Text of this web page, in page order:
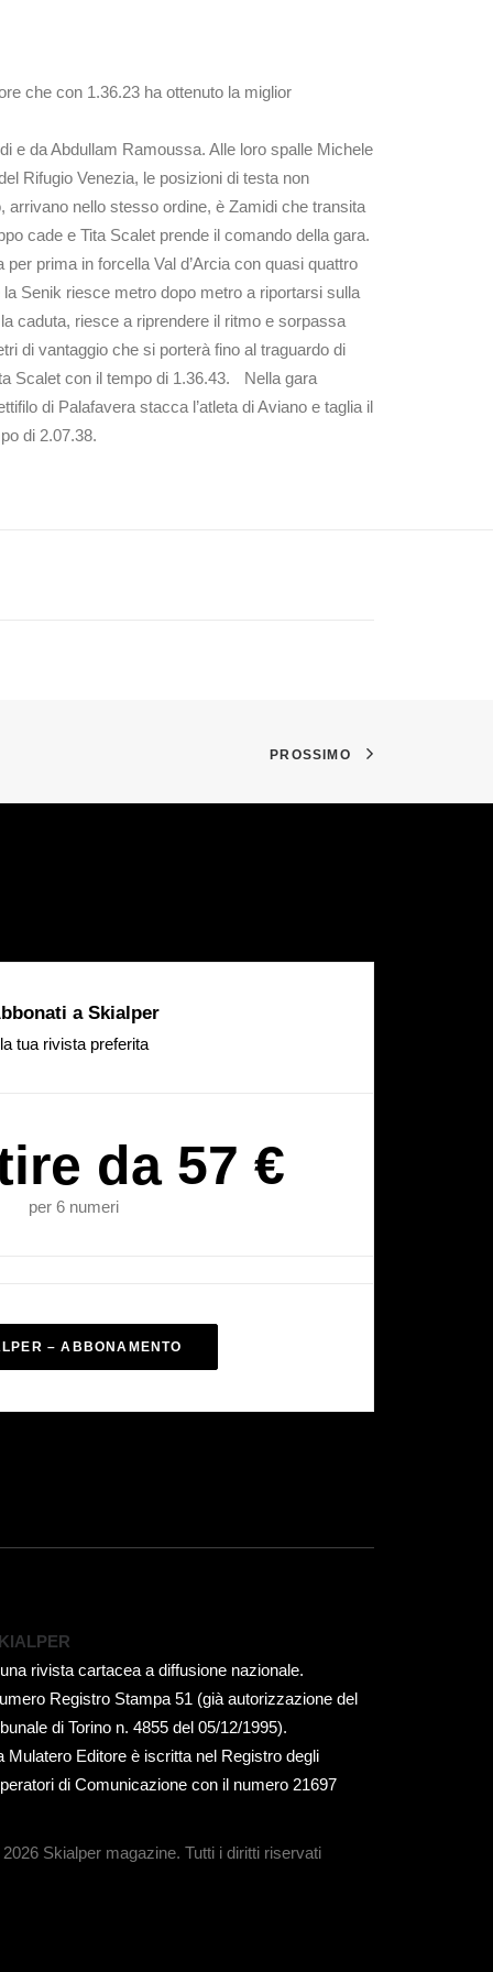
che con 1.36.23 ha ottenuto la miglior
e da Abdullam Ramoussa. Alle loro spalle Michele
Rifugio Venezia, le posizioni di testa non
arrivano nello stesso ordine, è Zamidi che transita
cade e Tita Scalet prende il comando della gara.
prima in forcella Val d’Arcia con quasi quattro
Senik riesce metro dopo metro a riportarsi sulla
caduta, riesce a riprendere il ritmo e sorpassa
di vantaggio che si porterà fino al traguardo di
Scalet con il tempo di 1.36.43. Nella gara
di Palafavera stacca l’atleta di Aviano e taglia il
di 2.07.38.
PROSSIMO
a Skialper
la tua rivista preferita
da 57 €
per 6 numeri
– ABBONAMENTO
rivista cartacea a diffusione nazionale.
Registro Stampa 51 (già autorizzazione del
di Torino n. 4855 del 05/12/1995).
Mulatero Editore è iscritta nel Registro degli
di Comunicazione con il numero 21697
Skialper magazine. Tutti i diritti riservati